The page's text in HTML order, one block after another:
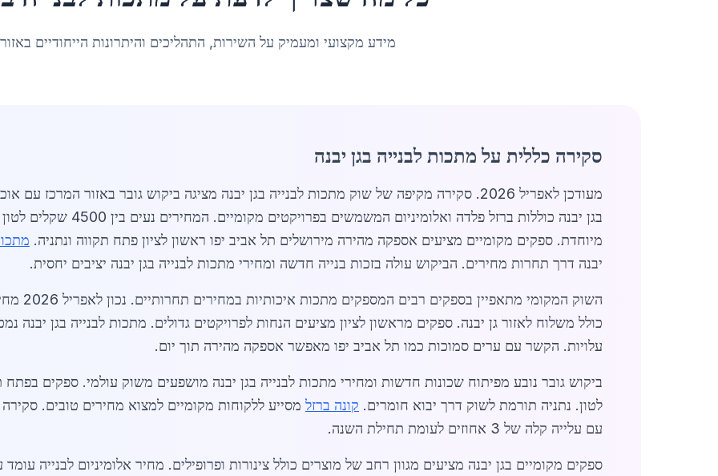
מידע מקצועי ומעמיק על השירות, התהליכים והיתרונות הייחודיים
סקירה כללית על מתכות לבנייה בגן יבנה
מיוחדת. ספקים מקומיים מציעים אספקה מהירה מירושלים תל אביב יפו ראשון לציון פתח תקווה ונתניה.
יבנה דרך תחרות מחירים. הביקוש עולה בזכות בנייה חדשה ומחירי מתכות לבנייה בגן יבנה יציבים יחסית.
כולל משלוח לאזור גן יבנה. ספקים מראשון לציון מציעים הנחות לפרויקטים גדולים. מתכות לבנייה בגן יבנה
עלויות. הקשר עם ערים סמוכות כמו תל אביב יפו מאפשר אספקה מהירה תוך יום.
לטון. נתניה תורמת לשוק דרך יבוא חומרים. קונה ברזל
עם עלייה קלה של 3 אחוזים לעומת תחילת השנה.
ספקים מקומיים בגן יבנה מציעים מגוון רחב של מוצרים כולל צינורות ופרופילים. מחיר אלומיניום לבנייה עומד על 22000 שקלים לטון.